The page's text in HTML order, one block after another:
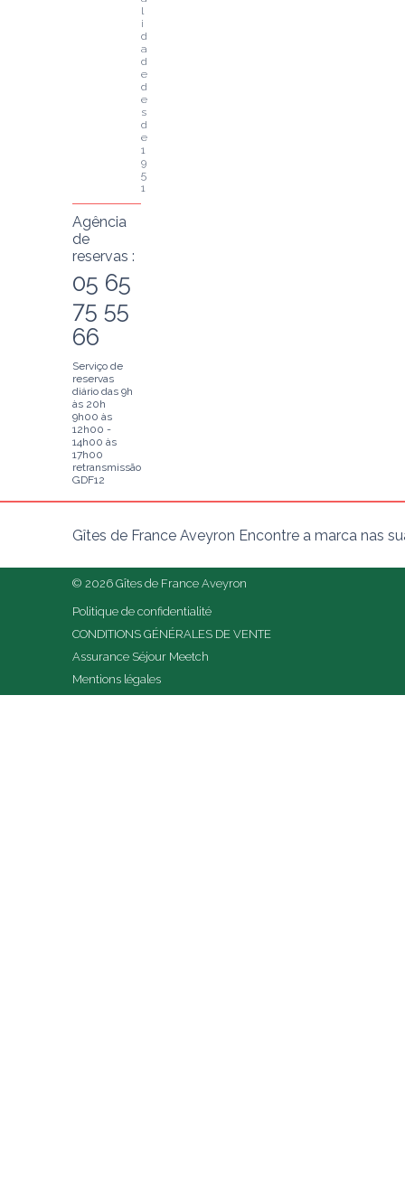
l
i
d
a
d
e
d
e
s
d
e
1
9
5
1
Agência
de
reservas :
05 65
75 55
66
Serviço de
reservas
diário das 9h
às 20h
9h00 às
12h00 -
14h00 às
17h00
retransmissão
GDF12
Gîtes de France Aveyron Encontre a marca nas
© 2026 Gîtes de France Aveyron
Politique de confidentialité
CONDITIONS GÉNÉRALES DE VENTE
Assurance Séjour Meetch
Mentions légales